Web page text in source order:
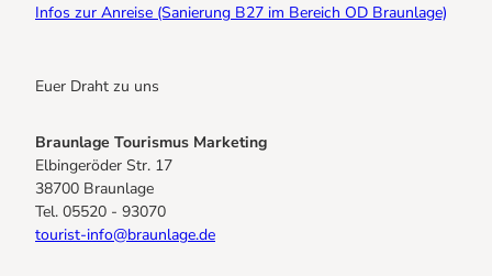
Infos zur Anreise (Sanierung B27 im Bereich OD Braunlage)
Euer Draht zu uns
Braunlage Tourismus Marketing
Elbingeröder Str. 17
38700 Braunlage
Tel. 05520 - 93070
tourist-info@braunlage.de